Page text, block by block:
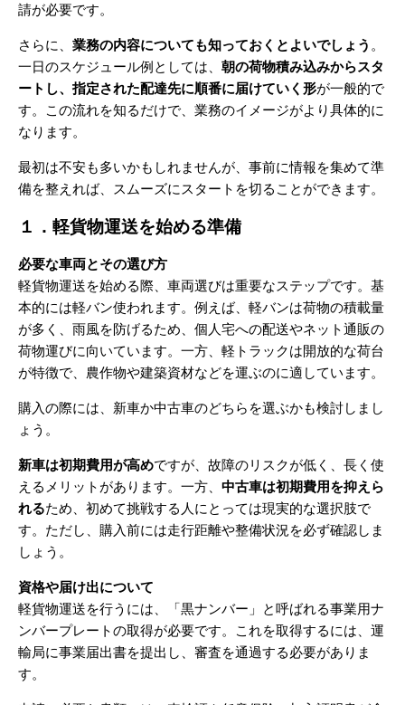
請が必要です。
さらに、 業務の内容についても知っておくとよいでしょう 。
一日のスケジュール例としては、 朝の荷物積み込みからスタ
ートし、指定された配達先に順番に届けていく形が一般的で
す。この流れを知るだけで、業務のイメージがより具体的に
なります。
最初は不安も多いかもしれませんが、事前に情報を集めて準
備を整えれば、スムーズにスタートを切ることができます。
１．軽貨物運送を始める準備
必要な車両とその選び方
軽貨物運送を始める際、車両選びは重要なステップです。基
本的には軽バン使われます。例えば、軽バンは荷物の積載量
が多く、雨風を防げるため、個人宅への配送やネット通販の
荷物運びに向いています。一方、軽トラックは開放的な荷台
が特徴で、農作物や建築資材などを運ぶのに適しています。
購入の際には、新車か中古車のどちらを選ぶかも検討しまし
ょう。
新車は初期費用が高めですが、故障のリスクが低く、長く使
えるメリットがあります。一方、 中古車は初期費用を抑えら
れるため、初めて挑戦する人にとっては現実的な選択肢で
す。ただし、購入前には走行距離や整備状況を必ず確認しま
しょう。
資格や届け出について
軽貨物運送を行うには、「黒ナンバー」と呼ばれる事業用ナ
ンバープレートの取得が必要です。これを取得するには、運
輸局に事業届出書を提出し、審査を通過する必要がありま
す。